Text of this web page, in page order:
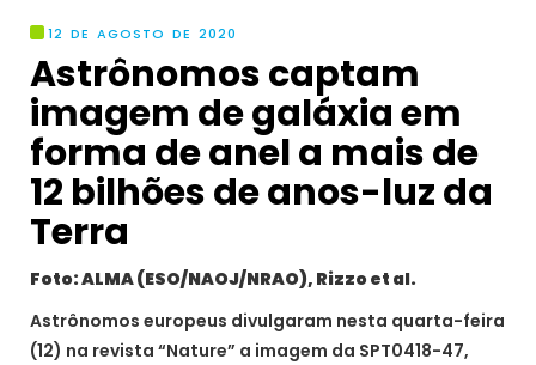
12 DE AGOSTO DE 2020
Astrônomos captam
imagem de galáxia em
forma de anel a mais de
12 bilhões de anos-luz da
Terra
Foto: ALMA (ESO/NAOJ/NRAO), Rizzo et al.
Astrônomos europeus divulgaram nesta quarta-feira
(12) na revista “Nature” a imagem da SPT0418-47,